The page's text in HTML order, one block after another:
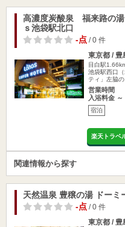
高濃度炭酸泉 福来路の
ｓ池袋駅北口
-点/ 0 件
東京都 / 豊
目白駅
池袋駅西口
ティ」左脇の
営業時間
入浴料金 ～
宿泊
楽天トラベ
関連情報から探す
天然温泉 豊穣の湯 ドーミ
-点/ 0 件
東京都 / 豊